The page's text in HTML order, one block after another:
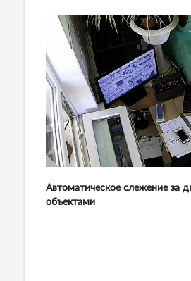
Автоматическое слежение за
объектами